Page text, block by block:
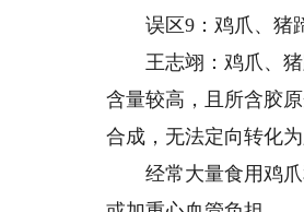
误区9：鸡爪、猪蹄
王志翊：鸡爪、猪
含量较高，且所含胶
合成，无法定向转化
经常大量食用鸡爪